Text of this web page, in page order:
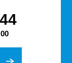
などにも活躍
、通常のスマ
レンタルする
ンタルスマホ